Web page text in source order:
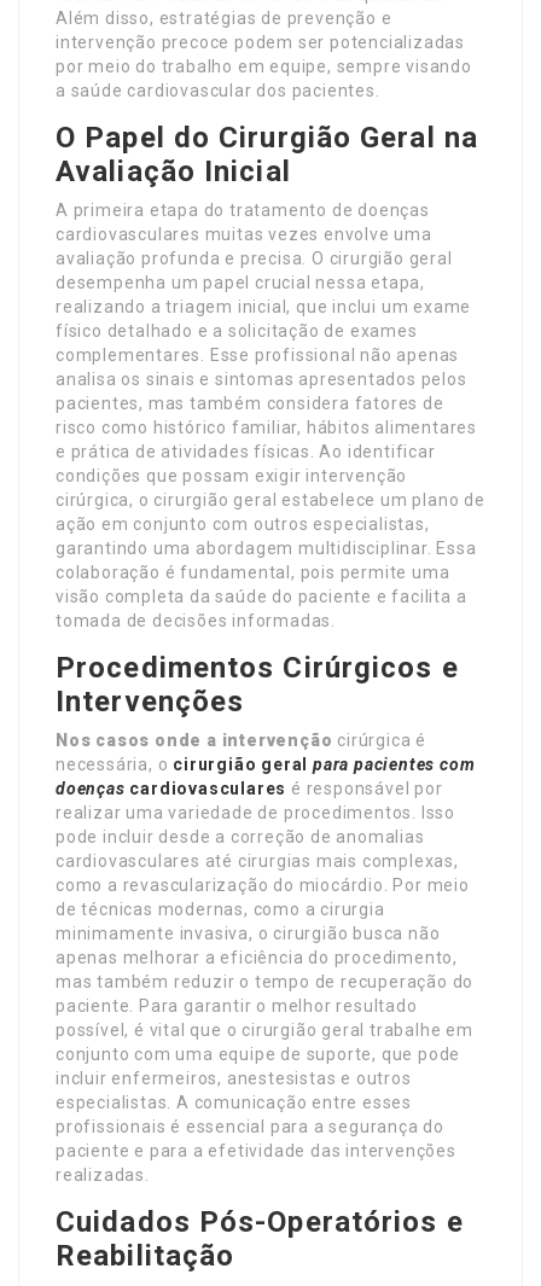
Além disso, estratégias de prevenção e
intervenção precoce podem ser potencializadas
por meio do trabalho em equipe, sempre visando
a saúde cardiovascular dos pacientes.
O Papel do Cirurgião Geral na
Avaliação Inicial
A primeira etapa do tratamento de doenças
cardiovasculares muitas vezes envolve uma
avaliação profunda e precisa. O cirurgião geral
desempenha um papel crucial nessa etapa,
realizando a triagem inicial, que inclui um exame
físico detalhado e a solicitação de exames
complementares. Esse profissional não apenas
analisa os sinais e sintomas apresentados pelos
pacientes, mas também considera fatores de
risco como histórico familiar, hábitos alimentares
e prática de atividades físicas. Ao identificar
condições que possam exigir intervenção
cirúrgica, o cirurgião geral estabelece um plano de
ação em conjunto com outros especialistas,
garantindo uma abordagem multidisciplinar. Essa
colaboração é fundamental, pois permite uma
visão completa da saúde do paciente e facilita a
tomada de decisões informadas.
Procedimentos Cirúrgicos e
Intervenções
Nos casos onde a intervenção cirúrgica é
necessária, o cirurgião geral para pacientes com
doenças cardiovasculares é responsável por
realizar uma variedade de procedimentos. Isso
pode incluir desde a correção de anomalias
cardiovasculares até cirurgias mais complexas,
como a revascularização do miocárdio. Por meio
de técnicas modernas, como a cirurgia
minimamente invasiva, o cirurgião busca não
apenas melhorar a eficiência do procedimento,
mas também reduzir o tempo de recuperação do
paciente. Para garantir o melhor resultado
possível, é vital que o cirurgião geral trabalhe em
conjunto com uma equipe de suporte, que pode
incluir enfermeiros, anestesistas e outros
especialistas. A comunicação entre esses
profissionais é essencial para a segurança do
paciente e para a efetividade das intervenções
realizadas.
Cuidados Pós-Operatórios e
Reabilitação